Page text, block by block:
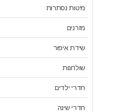
מיטות נסתרות
מזרנים
שידת איפור
שולחנות
חדרי ילדים
חדרי שינה